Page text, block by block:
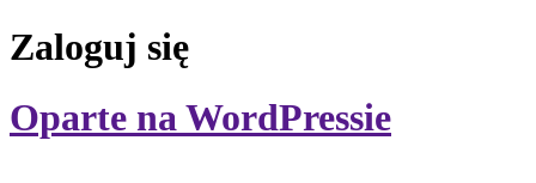
Zaloguj się
Oparte na WordPressie